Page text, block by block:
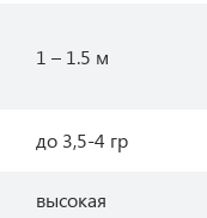
1 – 1.5 м
до 3,5-4 гр
высокая